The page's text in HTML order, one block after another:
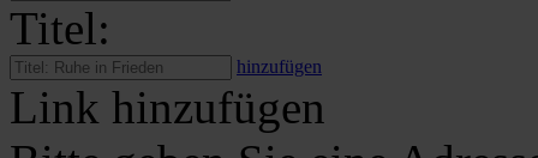
Titel:
hinzufügen
Link hinzufügen